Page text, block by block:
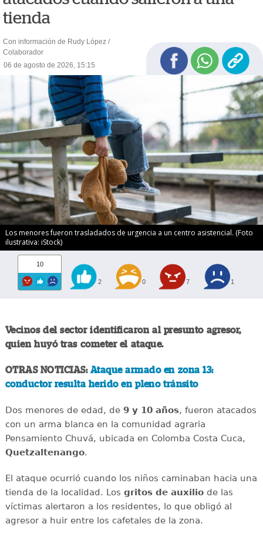
tienda
Con información de Rudy López /
Colaborador
06 de agosto de 2026, 15:15
Los menores fueron trasladados de urgencia a un centro asistencial. (Foto
ilustrativa: iStock)
10
2 0 7 1
Vecinos del sector identificaron al presunto agresor,
quien huyó tras cometer el ataque.
OTRAS NOTICIAS:Ataque armado en zona 13:
conductor resulta herido en pleno tránsito
Dos menores de edad, de 9 y 10 años, fueron atacados
con un arma blanca en la comunidad agraria
Pensamiento Chuvá, ubicada en Colomba Costa Cuca,
Quetzaltenango.
El ataque ocurrió cuando los niños caminaban hacia una
tienda de la localidad. Los gritos de auxiliode las
víctimas alertaron a los residentes, lo que obligó al
agresor a huir entre los cafetales de la zona.